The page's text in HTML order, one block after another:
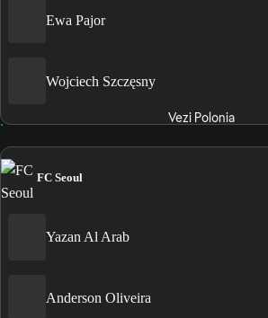
Ewa Pajor
Wojciech Szczęsny
Vezi Polonia
FC Seoul
Yazan Al Arab
Anderson Oliveira